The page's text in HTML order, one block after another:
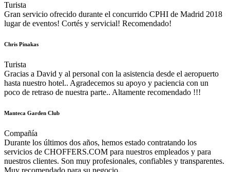
Turista
Gran servicio ofrecido durante el concurrido CPHI de Madrid 2018
lugar de eventos! Cortés y servicial! Recomendado!
Chris Pinakas
Turista
Gracias a David y al personal con la asistencia desde el aeropuerto
hasta nuestro hotel.. Agradecemos su apoyo y paciencia con un
poco de retraso de nuestra parte.. Altamente recomendado !!!
Manteca Garden Club
Compañía
Durante los últimos dos años, hemos estado contratando los
servicios de CHOFFERS.COM para nuestros empleados y para
nuestros clientes. Son muy profesionales, confiables y transparentes.